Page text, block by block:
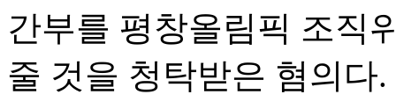
간부를 평창올림픽 조직
줄 것을 청탁받은 혐의다.